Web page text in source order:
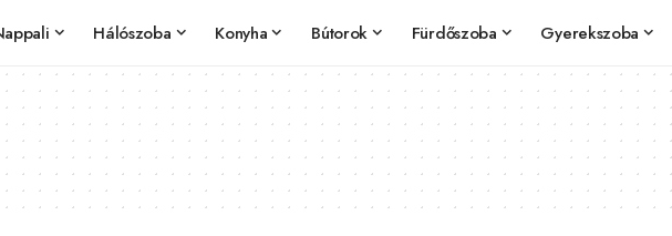
Hálószoba Konyha Bútorok Fürdőszoba Gyerekszoba